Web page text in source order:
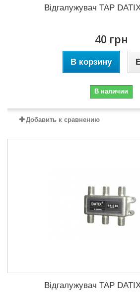
Відгалужувач TAP
40 грн
В корзину
В наличии
Добавить к сравнению
Відгалужувач TAP